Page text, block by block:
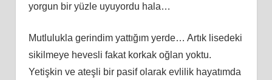
yorgun bir yüzle uyuyordu hala…
Mutlulukla gerindim yattığım yerde… Artık lisedeki
sikilmeye hevesli fakat korkak oğlan yoktu.
Yetişkin ve ateşli bir pasif olarak evlilik hayatımda